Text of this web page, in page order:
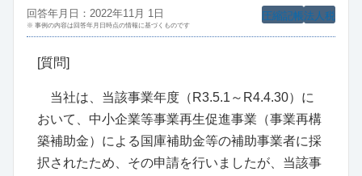
法人税
圧縮記帳
回答年月日：2022年11月 1日
※ 事例の内容は回答年月日時点の情報に基づくものです
[質問]
当社は、当該事業年度（R3.5.1～R4.4.30）に
おいて、中小企業等事業再生促進事業（事業再構
築補助金）による国庫補助金等の補助事業者に採
択されたため、その申請を行いましたが、当該事